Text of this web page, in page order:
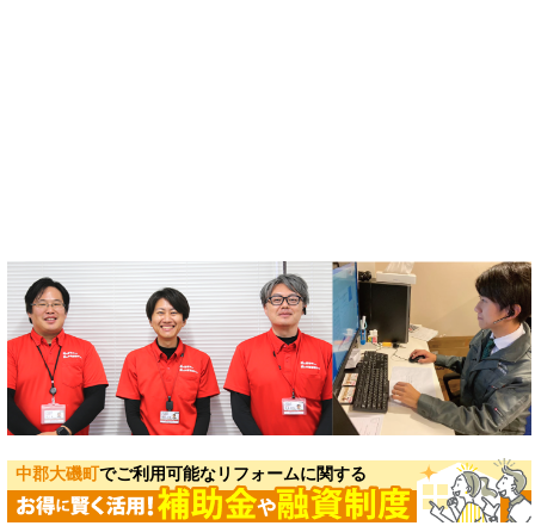
中郡大磯町でご利用可能なリフォームに関する